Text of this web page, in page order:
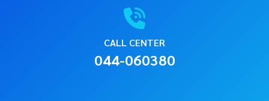
CALL CENTER
044-060380